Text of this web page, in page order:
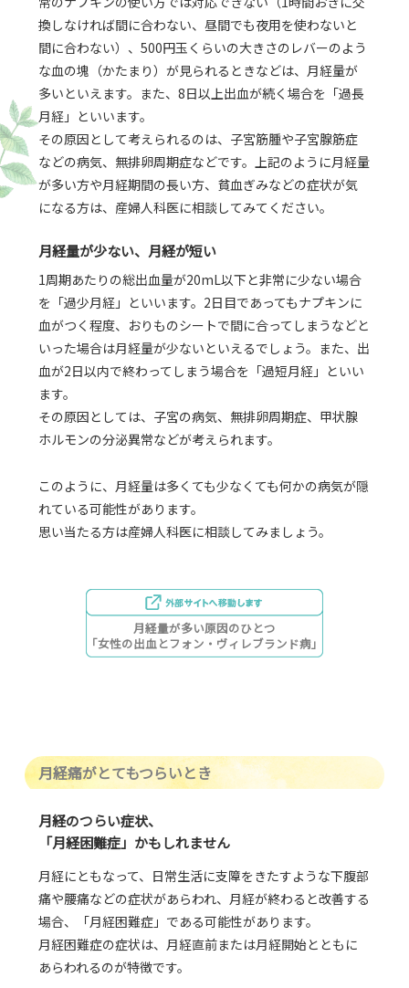
換しなければ間に合わない、昼間でも夜用を使わないと
間に合わない）、500円玉くらいの大きさのレバーのよう
な血の塊（かたまり）が見られるときなどは、月経量が
多いといえます。また、8日以上出血が続く場合を「過長
月経」といいます。
その原因として考えられるのは、子宮筋腫や子宮腺筋症
などの病気、無排卵周期症などです。上記のように月経量
が多い方や月経期間の長い方、貧血ぎみなどの症状が気
になる方は、産婦人科医に相談してみてください。
月経量が少ない、月経が短い
1周期あたりの総出血量が20mL以下と非常に少ない場合
を「過少月経」といいます。2日目であってもナプキンに
血がつく程度、おりものシートで間に合ってしまうなどと
いった場合は月経量が少ないといえるでしょう。また、出
血が2日以内で終わってしまう場合を「過短月経」といい
ます。
その原因としては、子宮の病気、無排卵周期症、甲状腺
ホルモンの分泌異常などが考えられます。
このように、月経量は多くても少なくても何かの病気が隠
れている可能性があります。
思い当たる方は産婦人科医に相談してみましょう。
月経量が多い原因のひとつ
「女性の出血とフォン・ヴィレブランド病」
月経痛がとてもつらいとき
月経のつらい症状、
「月経困難症」かもしれません
月経にともなって、日常生活に支障をきたすような下腹部
痛や腰痛などの症状があらわれ、月経が終わると改善する
場合、「月経困難症」である可能性があります。
月経困難症の症状は、月経直前または月経開始とともに
あらわれるのが特徴です。